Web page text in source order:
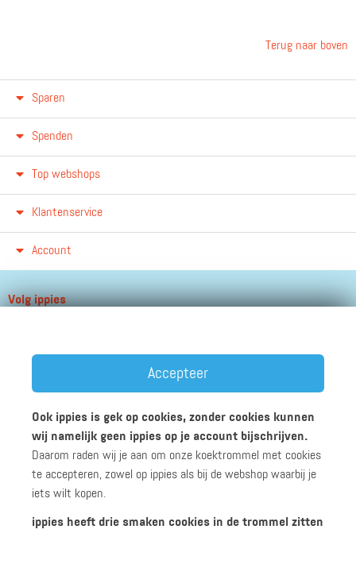
Terug naar boven
Sparen
Spenden
Top webshops
Klantenservice
Account
Volg ippies
Werken bij ippies Zakelijk
Algemene voorwaarden
Privacyverklaring
© 2026 ippies B.V.
Accepteer
Ook ippies is gek op cookies, zonder cookies kunnen
wij namelijk geen ippies op je account bijschrijven.
Daarom raden wij je aan om onze koektrommel met cookies
te accepteren, zowel op ippies als bij de webshop waarbij je
iets wilt kopen.
ippies heeft drie smaken cookies in de trommel zitten